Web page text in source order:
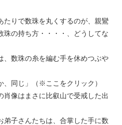
たりで数珠を丸くするのが、親鸞
珠の持ち方・・・・、どうしてな
、数珠の糸を編む手を休めつぶや
、同じ」
（※ここをクリック）
像はまさに比叡山で受戒した出
弟子さんたちは、合掌した手に数